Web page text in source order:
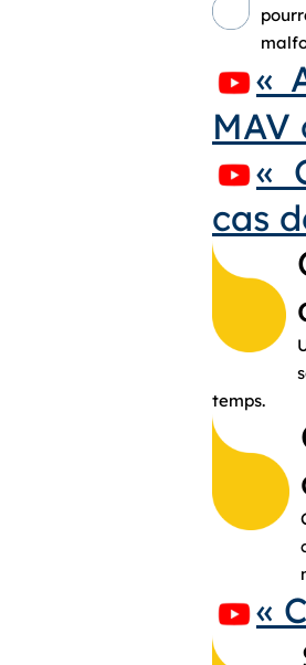
«
MAV
«
cas
temps.
«